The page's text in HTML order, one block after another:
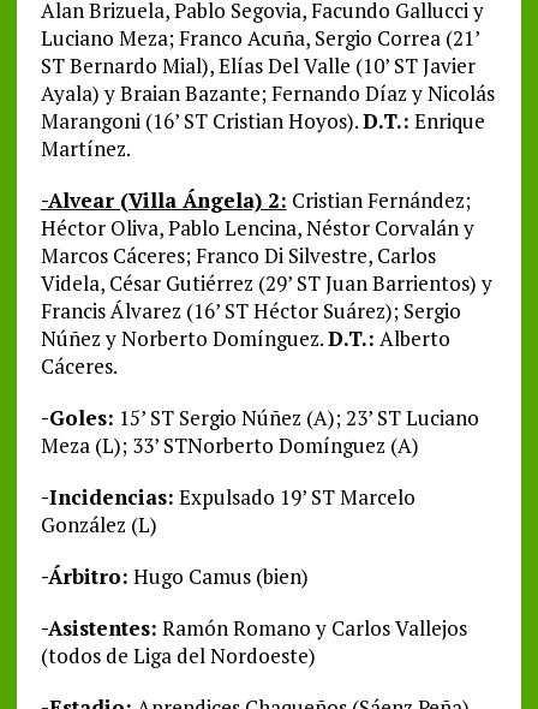
Alan Brizuela, Pablo Segovia, Facundo Gallucci y
Luciano Meza; Franco Acuña, Sergio Correa (21’
ST Bernardo Mial), Elías Del Valle (10’ ST Javier
Ayala) y Braian Bazante; Fernando Díaz y Nicolás
Marangoni (16’ ST Cristian Hoyos).D.T.: Enrique
Martínez.
-Alvear (Villa Ángela) 2: Cristian Fernández;
Héctor Oliva, Pablo Lencina, Néstor Corvalán y
Marcos Cáceres; Franco Di Silvestre, Carlos
Videla, César Gutiérrez (29’ ST Juan Barrientos) y
Francis Álvarez (16’ ST Héctor Suárez); Sergio
Núñez y Norberto Domínguez.D.T.: Alberto
Cáceres.
-Goles: 15’ ST Sergio Núñez (A); 23’ ST Luciano
Meza (L); 33’ STNorberto Domínguez (A)
-Incidencias: Expulsado 19’ ST Marcelo
González (L)
-Árbitro: Hugo Camus (bien)
-Asistentes: Ramón Romano y Carlos Vallejos
(todos de Liga del Nordoeste)